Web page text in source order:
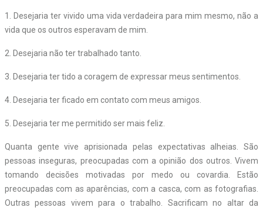
1. Desejaria ter vivido uma vida verdadeira para mim mesmo, não a
vida que os outros esperavam de mim.
2. Desejaria não ter trabalhado tanto.
3. Desejaria ter tido a coragem de expressar meus sentimentos.
4. Desejaria ter ficado em contato com meus amigos.
5. Desejaria ter me permitido ser mais feliz.
Quanta gente vive aprisionada pelas expectativas alheias. São
pessoas inseguras, preocupadas com a opinião dos outros. Vivem
tomando decisões motivadas por medo ou covardia. Estão
preocupadas com as aparências, com a casca, com as fotografias.
Outras pessoas vivem para o trabalho. Sacrificam no altar da